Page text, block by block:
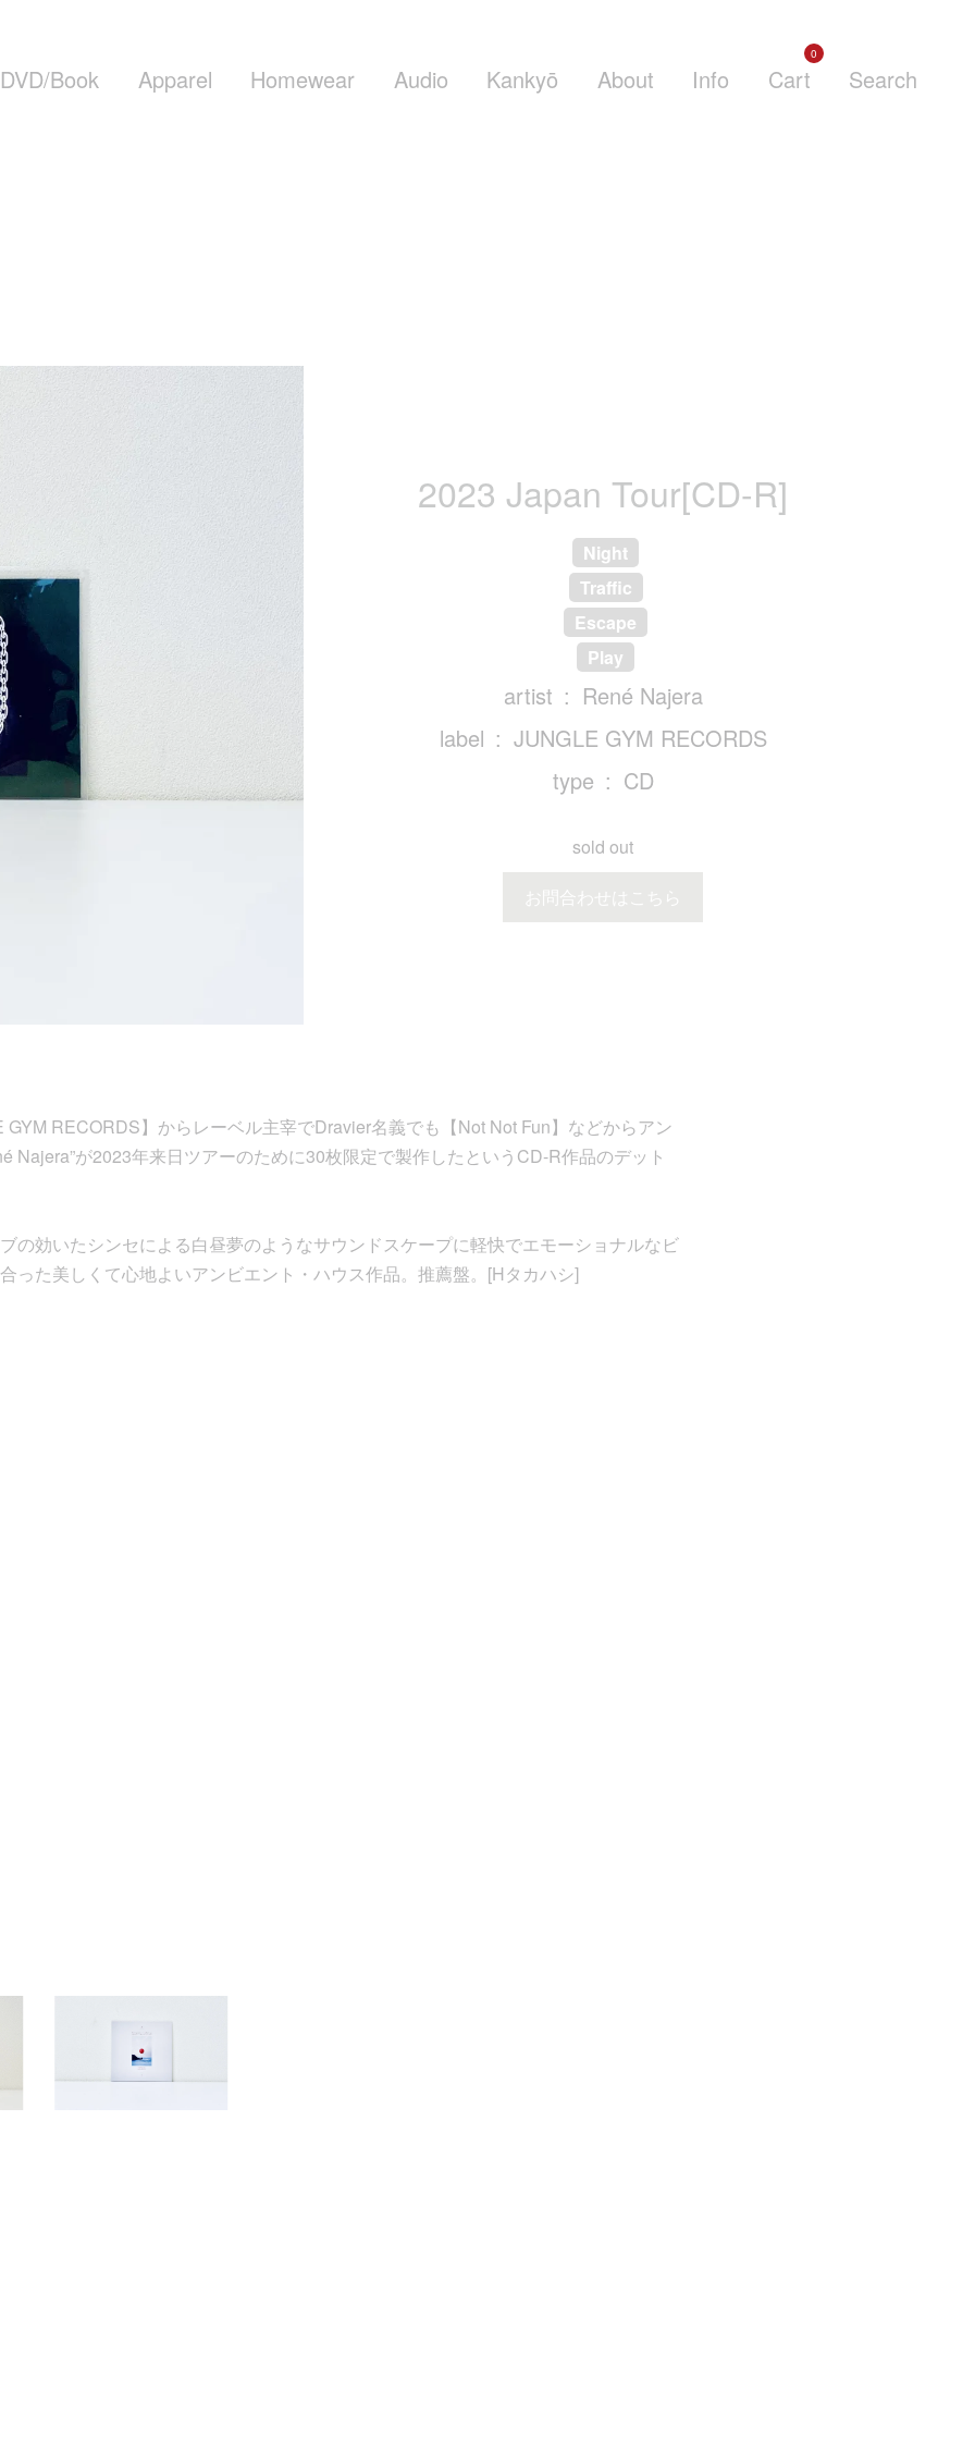
DVD/Book Apparel Homewear Audio Kankyō About Info Cart
0
Search
2023 Japan Tour[CD-R]
Night
Traffic
Escape
Play
artist
René Najera
label
JUNGLE GYM RECORDS
type
CD
sold out
お問合わせはこちら
RECORDS】からレーベル主宰でDravier名義でも【Not Not Fun】などからアン
Najera”が2023年来日ツアーのために30枚限定で製作したというCD-R作品のデット
の効いたシンセによる白昼夢のようなサウンドスケープに軽快でエモーショナルなビ
った美しくて心地よいアンビエント・ハウス作品。推薦盤。[Hタカハシ]